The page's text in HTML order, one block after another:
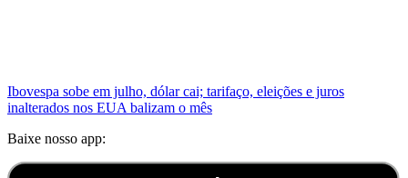
Ibovespa sobe em julho, dólar cai; tarifaço, eleições e juros
inalterados nos EUA balizam o mês
Baixe nosso app: